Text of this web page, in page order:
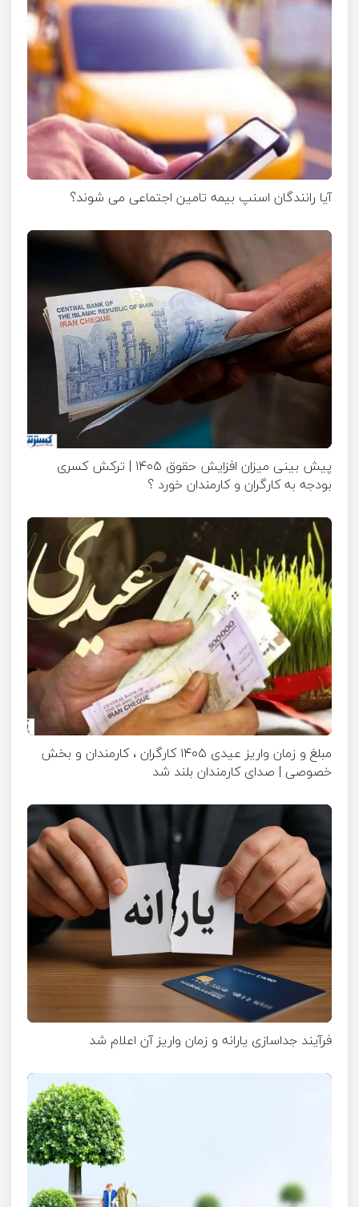
آیا رانندگان اسنپ بیمه تامین اجتماعی می شوند؟
پیش بینی میزان افزایش حقوق ۱۴۰۵ | ترکش کسری
بودجه به کارگران و کارمندان خورد ؟
مبلغ و زمان واریز عیدی ۱۴۰۵ کارگران ، کارمندان و بخش
خصوصی | صدای کارمندان بلند شد
فرآیند جداسازی یارانه و زمان واریز آن اعلام شد